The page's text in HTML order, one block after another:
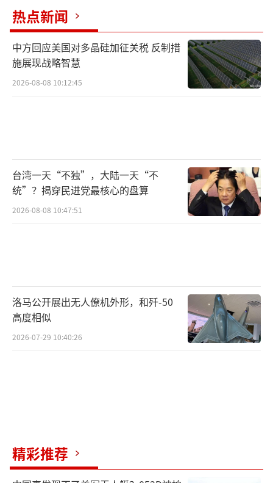
热点新闻
中方回应美国对多晶硅加征关税 反制措
施展现战略智慧
2026-08-08 10:12:45
台湾一天“不独”，大陆一天“不
统”？揭穿民进党最核心的盘算
2026-08-08 10:47:51
洛马公开展出无人僚机外形，和歼-50
高度相似
2026-07-29 10:40:26
精彩推荐